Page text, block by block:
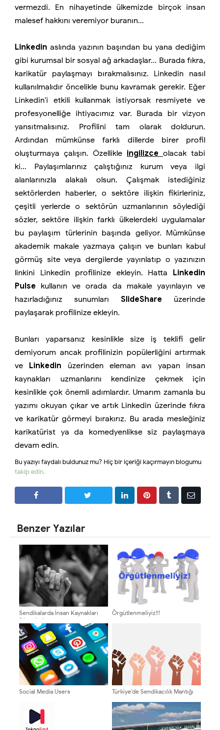
vermezdi. En nihayetinde ülkemizde birçok insan
malesef hakkını veremiyor buranın...
Linkedin aslında yazının başından bu yana dediğim
gibi kurumsal bir sosyal ağ arkadaşlar... Burada fıkra,
karikatür paylaşmayı bırakmalısınız. Linkedin nasıl
kullanılmalıdır öncelikle bunu kavramak gerekir. Eğer
Linkedin'i etkili kullanmak istiyorsak resmiyete ve
profesyonelliğe ihtiyacımız var. Burada bir vizyon
yansıtmalısınız. Profilini tam olarak doldurun.
Ardından mümkünse farklı dillerde birer profil
oluşturmaya çalışın. Özellikle ingilizce olacak tabi
ki... Paylaşımlarınız çalıştığınız kurum veya ilgi
alanlarınızla alakalı olsun. Çalışmak istediğiniz
sektörlerden haberler, o sektöre ilişkin fikirleriniz,
çeşitli yerlerde o sektörün uzmanlarının söylediği
sözler, sektöre ilişkin farklı ülkelerdeki uygulamalar
bu paylaşım türlerinin başında geliyor. Mümkünse
akademik makale yazmaya çalışın ve bunları kabul
görmüş site veya dergilerde yayınlatıp o yazınızın
linkini Linkedin profilinize ekleyin. Hatta Linkedin
Pulse kullanın ve orada da makale yayınlayın ve
hazırladığınız sunumları SlideShare üzerinde
paylaşarak profilinize ekleyin.
Bunları yaparsanız kesinlikle size iş teklifi gelir
demiyorum ancak profilinizin popülerliğini artırmak
ve Linkedin üzerinden eleman avı yapan insan
kaynakları uzmanlarını kendinize çekmek için
kesinlikle çok önemli adımlardır. Umarım zamanla bu
yazımı okuyan çıkar ve artık Linkedin üzerinde fıkra
ve karikatür görmeyi bırakırız. Bu arada mesleğiniz
karikatürist ya da komedyenlikse siz paylaşmaya
devam edin.
Bu yazıyı faydalı buldunuz mu? Hiç bir içeriği kaçırmayın blogumu
takip edin.
Benzer Yazılar
Sendikalarda İnsan Kaynakları
Süreçleri
Örgütlenmeliyiz!!!
Social Media Users Türkiye'de Sendikacılık Mantığı